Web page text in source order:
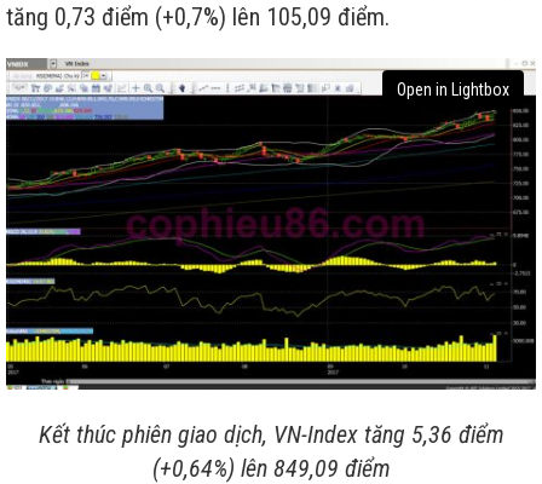
tăng 0,73 điểm (+0,7%) lên 105,09 điểm.
Open in Lightbox
Kết thúc phiên giao dịch, VN-Index tăng 5,36 điểm
(+0,64%) lên 849,09 điểm